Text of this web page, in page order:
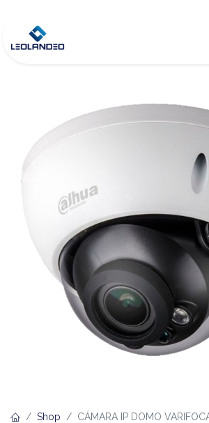
Shop CÁMARA IP DOMO